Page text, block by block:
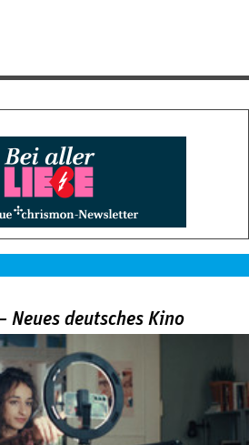
Neues deutsches Kino